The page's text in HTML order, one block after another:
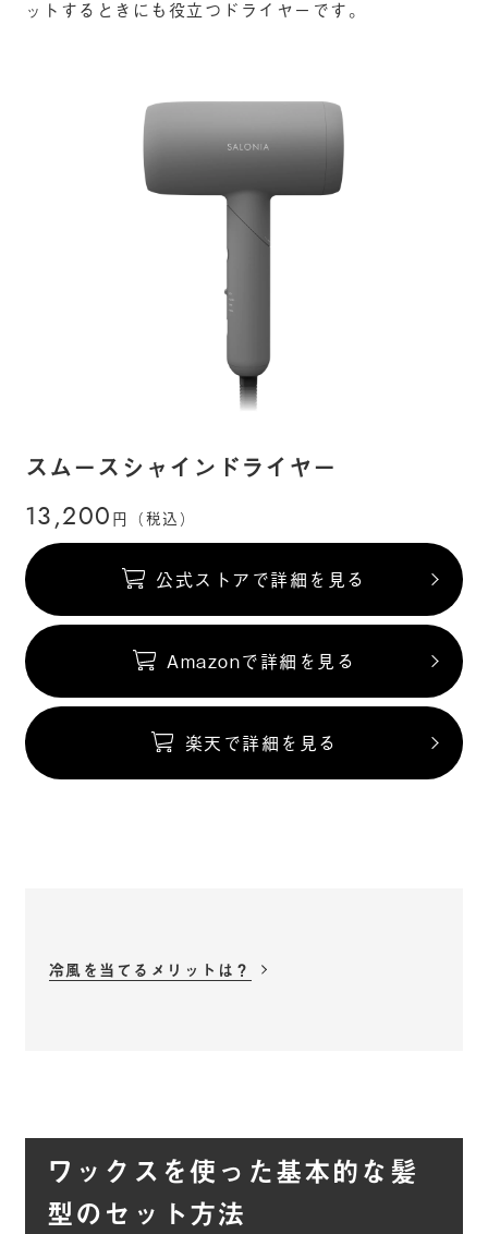
ットするときにも役立つドライヤーです。
スムースシャインドライヤー
13,200 円（税込）
公式ストアで詳細を見る
Amazonで詳細を見る
楽天で詳細を見る
冷風を当てるメリットは？
ワックスを使った基本的な髪
型のセット方法